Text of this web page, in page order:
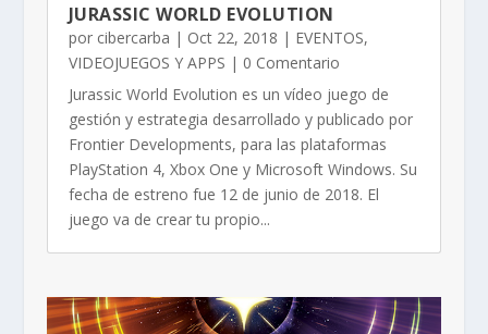
JURASSIC WORLD EVOLUTION
por cibercarba | Oct 22, 2018 | EVENTOS,
VIDEOJUEGOS Y APPS | 0 Comentario
Jurassic World Evolution es un vídeo juego de
gestión y estrategia desarrollado y publicado por
Frontier Developments, para las plataformas
PlayStation 4, Xbox One y Microsoft Windows.​ Su
fecha de estreno fue 12 de junio de 2018. El
juego va de crear tu propio...